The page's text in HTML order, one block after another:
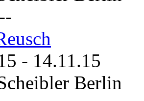
- 14.11.15
Berlin